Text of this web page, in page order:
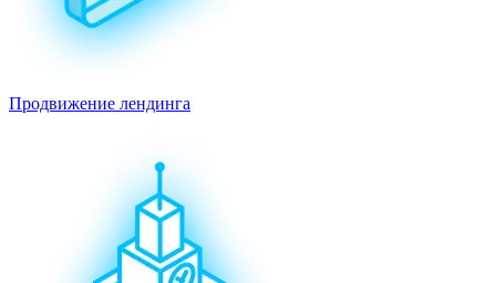
Продвижение лендинга